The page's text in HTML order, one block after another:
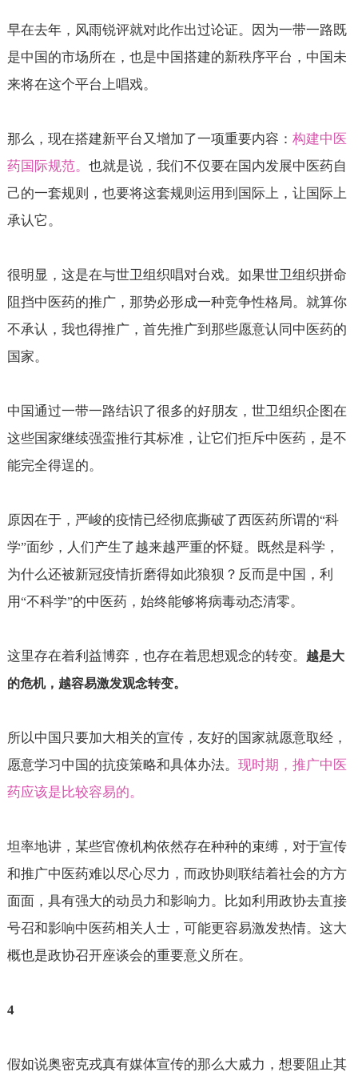
早在去年，风雨锐评就对此作出过论证。因为一带一路既
是中国的市场所在，也是中国搭建的新秩序平台，中国未
来将在这个平台上唱戏。
那么，现在搭建新平台又增加了一项重要内容： 构建中医
药国际规范。 也就是说，我们不仅要在国内发展中医药自
己的一套规则，也要将这套规则运用到国际上，让国际上
承认它。
很明显，这是在与世卫组织唱对台戏。如果世卫组织拼命
阻挡中医药的推广，那势必形成一种竞争性格局。就算你
不承认，我也得推广，首先推广到那些愿意认同中医药的
国家。
中国通过一带一路结识了很多的好朋友，世卫组织企图在
这些国家继续强蛮推行其标准，让它们拒斥中医药，是不
能完全得逞的。
原因在于，严峻的疫情已经彻底撕破了西医药所谓的“科
学”面纱，人们产生了越来越严重的怀疑。既然是科学，
为什么还被新冠疫情折磨得如此狼狈？反而是中国，利
用“不科学”的中医药，始终能够将病毒动态清零。
这里存在着利益博弈，也存在着思想观念的转变。
越是大
的危机，越容易激发观念转变。
所以中国只要加大相关的宣传，友好的国家就愿意取经，
愿意学习中国的抗疫策略和具体办法。 现时期，推广中医
药应该是比较容易的。
坦率地讲，某些官僚机构依然存在种种的束缚，对于宣传
和推广中医药难以尽心尽力，而政协则联结着社会的方方
面面，具有强大的动员力和影响力。比如利用政协去直接
号召和影响中医药相关人士，可能更容易激发热情。这大
概也是政协召开座谈会的重要意义所在。
4
假如说奥密克戎真有媒体宣传的那么大烕力，想要阻止其